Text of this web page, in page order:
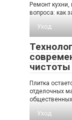
Ремонт кухни,
вопроса: как
Уход
чистоты
Плитка
отделочных
общественных
Уход